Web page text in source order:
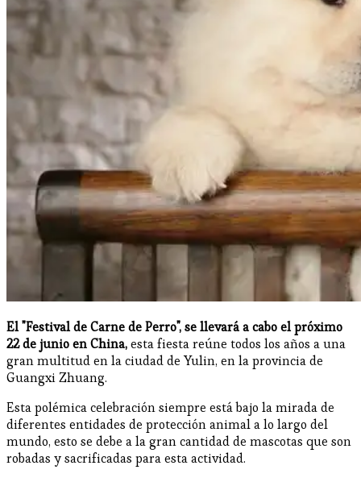
El "Festival de Carne de Perro", se llevará a cabo el próximo
22 de junio en China,esta fiesta reúne todos los años a una
gran multitud en la ciudad de Yulin, en la provincia de
Guangxi Zhuang.
Esta polémica celebración siempre está bajo la mirada de
diferentes entidades de protección animal a lo largo del
mundo, esto se debe a la gran cantidad de mascotas que son
robadas y sacrificadas para esta actividad.